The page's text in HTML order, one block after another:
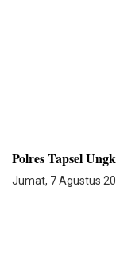
Polres Tapsel
Jumat, 7 Agustus